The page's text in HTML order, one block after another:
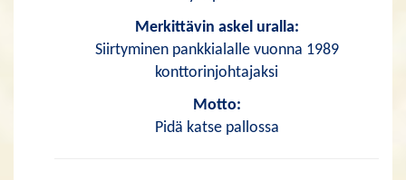
Merkittävin askel uralla:
Siirtyminen pankkialalle vuonna 1989
konttorinjohtajaksi
Motto:
Pidä katse pallossa